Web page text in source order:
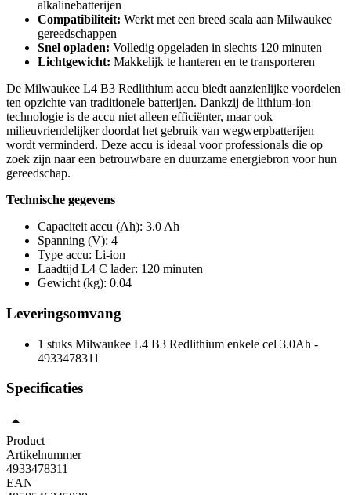
alkalinebatterijen
Compatibiliteit: Werkt met een breed scala aan Milwaukee
gereedschappen
Snel opladen: Volledig opgeladen in slechts 120 minuten
Lichtgewicht: Makkelijk te hanteren en te transporteren
De Milwaukee L4 B3 Redlithium accu biedt aanzienlijke voordelen
ten opzichte van traditionele batterijen. Dankzij de lithium-ion
technologie is de accu niet alleen efficiënter, maar ook
milieuvriendelijker doordat het gebruik van wegwerpbatterijen
wordt verminderd. Deze accu is ideaal voor professionals die op
zoek zijn naar een betrouwbare en duurzame energiebron voor hun
gereedschap.
Technische gegevens
Capaciteit accu (Ah): 3.0 Ah
Spanning (V): 4
Type accu: Li-ion
Laadtijd L4 C lader: 120 minuten
Gewicht (kg): 0.04
Leveringsomvang
1 stuks Milwaukee L4 B3 Redlithium enkele cel 3.0Ah -
4933478311
Specificaties
Product
Artikelnummer
4933478311
EAN